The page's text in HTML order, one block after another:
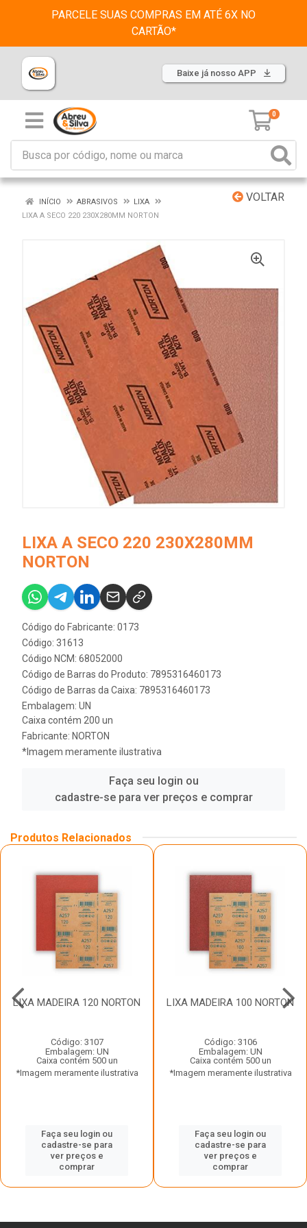
PARCELE SUAS COMPRAS EM ATÉ 6X NO
CARTÃO*
Baixe já nosso APP
0
VOLTAR
INÍCIO ABRASIVOS
LIXA
LIXA A SECO 220 230X280MM NORTON
LIXA A SECO 220 230X280MM
NORTON
Código do Fabricante: 0173
Código: 31613
Código NCM: 68052000
Código de Barras do Produto: 7895316460173
Código de Barras da Caixa: 7895316460173
Embalagem: UN
Caixa contém 200 un
Fabricante: NORTON
*Imagem meramente ilustrativa
Faça seu login ou
cadastre-se para ver preços e comprar
Produtos Relacionados
LIXA MADEIRA 120 NORTON
Código: 3107
Embalagem: UN
Caixa contém 500 un
*Imagem meramente ilustrativa
Faça seu login ou
cadastre-se para
ver preços e
comprar
LIXA MADEIRA 100 NORTON
Código: 3106
Embalagem: UN
Caixa contém 500 un
*Imagem meramente ilustrativa
Faça seu login ou
cadastre-se para
ver preços e
comprar